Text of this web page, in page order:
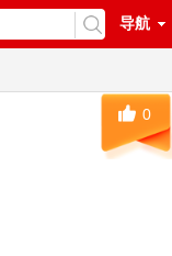
导航
0